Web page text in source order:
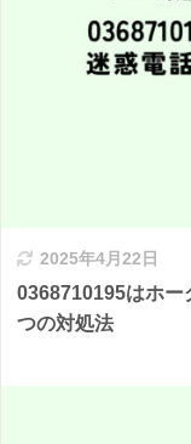
2025年4月22日
0368710195はホー
つの対処法